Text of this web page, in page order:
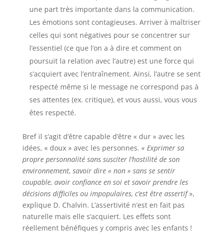
une part très importante dans la communication.
Les émotions sont contagieuses. Arriver à maîtriser
celles qui sont négatives pour se concentrer sur
l’essentiel (ce que l’on a à dire et comment on
poursuit la relation avec l’autre) est une force qui
s’acquiert avec l’entraînement. Ainsi, l’autre se sent
respecté même si le message ne correspond pas à
ses attentes (ex. critique), et vous aussi, vous vous
êtes respecté.
Bref il s’agit d’être capable d’être « dur » avec les
idées, « doux » avec les personnes. « Exprimer sa
propre personnalité sans susciter l’hostilité de son
environnement, savoir dire « non » sans se sentir
coupable, avoir confiance en soi et savoir prendre les
décisions difficiles ou impopulaires, c’est être assertif»,
explique D. Chalvin. L’assertivité n’est en fait pas
naturelle mais elle s’acquiert. Les effets sont
réellement bénéfiques y compris avec les enfants !